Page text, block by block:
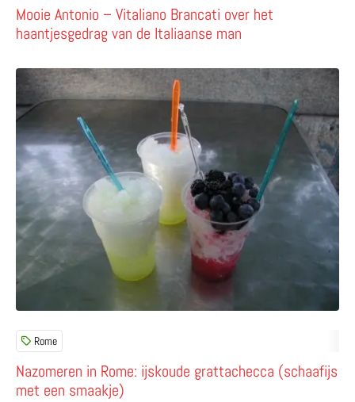
Mooie Antonio – Vitaliano Brancati over het
haantjesgedrag van de Italiaanse man
Nazomeren in Rome: ijskoude grattachecca (schaafijs
met een smaakje)
Rome
Lees meer over Nazomeren in Rome: ijskoude